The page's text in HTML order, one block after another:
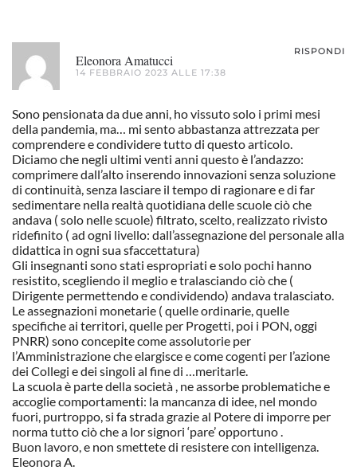
Eleonora Amatucci
14 FEBBRAIO 2023 ALLE 17:38
RISPONDI
Sono pensionata da due anni, ho vissuto solo i primi mesi
della pandemia, ma… mi sento abbastanza attrezzata per
comprendere e condividere tutto di questo articolo.
Diciamo che negli ultimi venti anni questo è l’andazzo:
comprimere dall’alto inserendo innovazioni senza soluzione
di continuità, senza lasciare il tempo di ragionare e di far
sedimentare nella realtà quotidiana delle scuole ciò che
andava ( solo nelle scuole) filtrato, scelto, realizzato rivisto
ridefinito ( ad ogni livello: dall’assegnazione del personale alla
didattica in ogni sua sfaccettatura)
Gli insegnanti sono stati espropriati e solo pochi hanno
resistito, scegliendo il meglio e tralasciando ciò che (
Dirigente permettendo e condividendo) andava tralasciato.
Le assegnazioni monetarie ( quelle ordinarie, quelle
specifiche ai territori, quelle per Progetti, poi i PON, oggi
PNRR) sono concepite come assolutorie per
l’Amministrazione che elargisce e come cogenti per l’azione
dei Collegi e dei singoli al fine di …meritarle.
La scuola è parte della società , ne assorbe problematiche e
accoglie comportamenti: la mancanza di idee, nel mondo
fuori, purtroppo, si fa strada grazie al Potere di imporre per
norma tutto ciò che a lor signori ‘pare’ opportuno .
Buon lavoro, e non smettete di resistere con intelligenza.
Eleonora A.